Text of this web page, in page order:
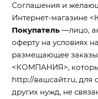
Соглашения и
Интернет-магазине
Покупатель —лицо,
оферту на условиях
размещающее
<КОМПАНИЯ>,
http://вашсайт.ru, для
других нужд, не